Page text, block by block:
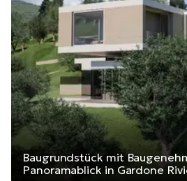
Baugrundstück mit
Panoramablick in Gardone